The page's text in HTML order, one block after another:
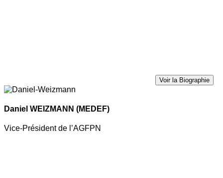
Voir la Biographie
Daniel WEIZMANN (MEDEF)
Vice-Président de l’AGFPN